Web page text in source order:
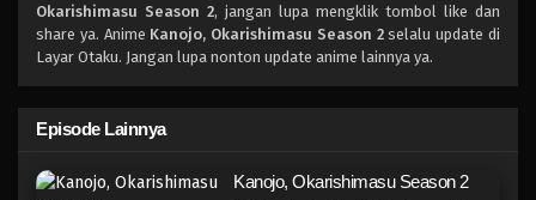
Kanojo, Okarishimasu Season 2
Eps 3 - Juli 2, 2025
Kanojo, Okarishimasu Season 2
Okarishimasu Season 2, jangan lupa mengklik tombol like dan
share ya. Anime Kanojo, Okarishimasu Season 2selalu update di
Layar Otaku. Jangan lupa nonton update anime lainnya ya.
Episode Lainnya
Kanojo, Okarishimasu Season 2